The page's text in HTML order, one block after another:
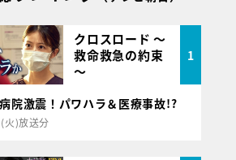
クロスロード ～
救命救急の約束
～
1
院激震！パワハラ＆医療事故!?
火)放送分